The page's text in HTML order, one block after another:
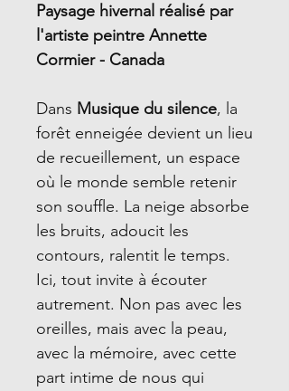
Paysage hivernal réalisé par
l'artiste peintre Annette
Cormier - Canada
Dans Musique du silence, la
forêt enneigée devient un lieu
de recueillement, un espace
où le monde semble retenir
son souffle. La neige absorbe
les bruits, adoucit les
contours, ralentit le temps.
Ici, tout invite à écouter
autrement. Non pas avec les
oreilles, mais avec la peau,
avec la mémoire, avec cette
part intime de nous qui